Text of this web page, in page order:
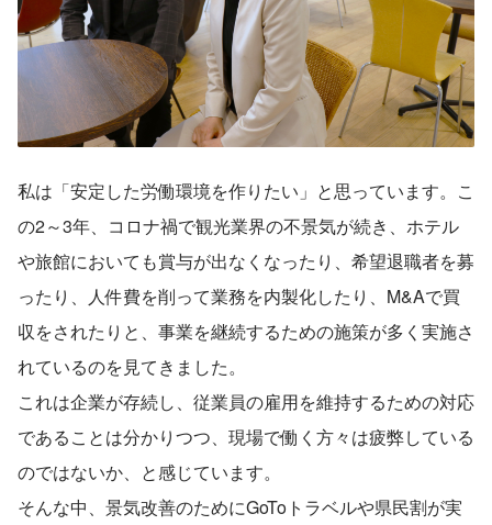
私は「安定した労働環境を作りたい」と思っています。こ
の2～3年、コロナ禍で観光業界の不景気が続き、ホテル
や旅館においても賞与が出なくなったり、希望退職者を募
ったり、人件費を削って業務を内製化したり、M&Aで買
収をされたりと、事業を継続するための施策が多く実施さ
れているのを見てきました。
これは企業が存続し、従業員の雇用を維持するための対応
であることは分かりつつ、現場で働く方々は疲弊している
のではないか、と感じています。
そんな中、景気改善のためにGoToトラベルや県民割が実